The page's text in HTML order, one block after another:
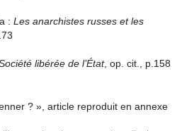
: Les anarchistes russes et les
libérée de l’État, op. cit., p.158
? », article reproduit en annexe